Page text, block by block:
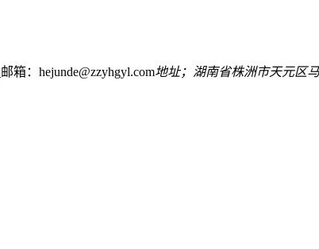
邮箱：hejunde@zzyhgyl.com地址；湖南省株洲市天元区